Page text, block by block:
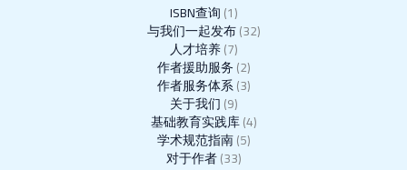
ISBN查询(1)
与我们一起发布(32)
人才培养(7)
作者援助服务(2)
作者服务体系(3)
关于我们(9)
基础教育实践库(4)
学术规范指南(5)
对于作者(33)